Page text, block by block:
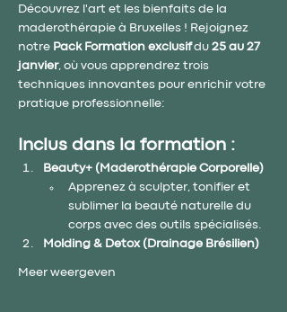
Découvrez l'art et les bienfaits de la
maderothérapie à Bruxelles ! Rejoignez
notre Pack Formation exclusif du 25 au 27
janvier, où vous apprendrez trois
techniques innovantes pour enrichir votre
pratique professionnelle:
Inclus dans la formation :
Beauty+ (Maderothérapie Corporelle)
Apprenez à sculpter, tonifier et
sublimer la beauté naturelle du
corps avec des outils spécialisés.
Molding & Detox (Drainage Brésilien)
Meer weergeven